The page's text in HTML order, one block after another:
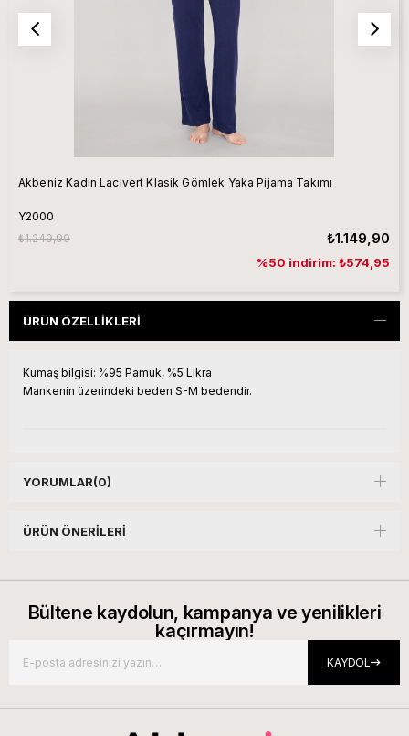
Akbeniz Kadın Lacivert Klasik Gömlek Yaka Pijama Takımı
Y2000
₺1.149,90
₺1.249,90
%50 indirim: ₺574,95
ÜRÜN ÖZELLIKLERI
Kumaş bilgisi: %95 Pamuk, %5 Likra
Mankenin üzerindeki beden S-M bedendir.
YORUMLAR(0)
ÜRÜN ÖNERILERI
Bültene kaydolun, kampanya ve yenilikleri
kaçırmayın!
KAYDOL